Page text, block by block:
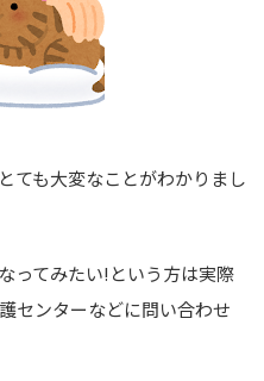
ても大変なことがわかりまし
ってみたい!という方は実際
センターなどに問い合わせ